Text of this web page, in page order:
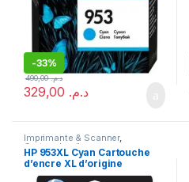
-33%
د.م.
د.م.490,00
Imprimante & Scanner,
Cartouche d'encre
Consommables
HP 953XL Cyan Cartouche
d’encre XL d’origine
(F6U16AE)